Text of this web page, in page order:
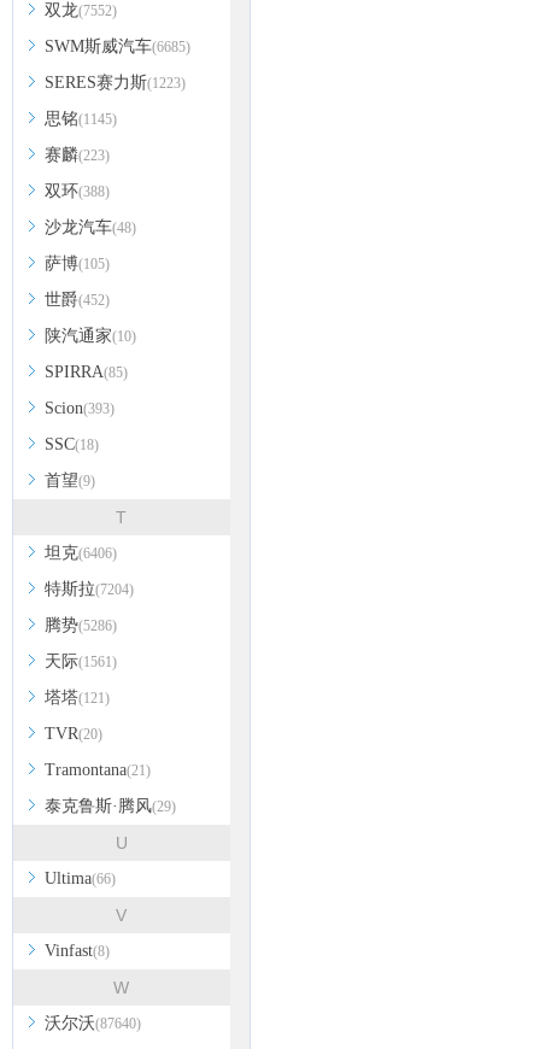
双龙(7552)
SWM斯威汽车(6685)
SERES赛力斯(1223)
思铭(1145)
赛麟(223)
双环(388)
沙龙汽车(48)
萨博(105)
世爵(452)
陕汽通家(10)
SPIRRA(85)
Scion(393)
SSC(18)
首望(9)
T
坦克(6406)
特斯拉(7204)
腾势(5286)
天际(1561)
塔塔(121)
TVR(20)
Tramontana(21)
泰克鲁斯·腾风(29)
U
Ultima(66)
V
Vinfast(8)
W
沃尔沃(87640)